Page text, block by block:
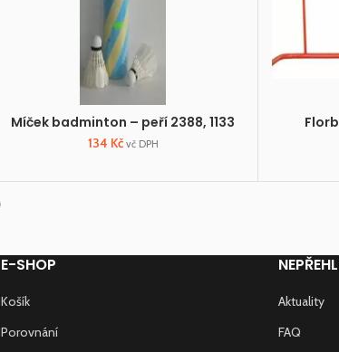
Míček badminton – peří 2388, 1133
134 Kč vč DPH
E-SHOP
Košík
Porovnání
Aktuality
FAQ